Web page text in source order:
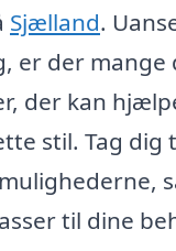
Sjælland.
er der mange
der kan
stil. Tag dig
til dine